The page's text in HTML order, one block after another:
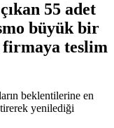
55 adet
büyük bir
teslim
beklentilerine en
yenilediği